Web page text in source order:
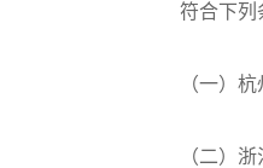
符合下列条
（一）杭州
（二）浙江